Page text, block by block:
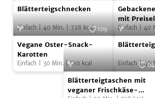
mit
Kirschen
und
Thymian
vegan
Blätterteigschnecken
Foto:
Blätterteigschnecken
Einfach 40 Min. 728 kcal
mit
Walnuss-
Sticks
mit
Sticks
Einfach 40
Vegane
Oster-
Snack-
SevenCooks
109
Vegane Oster-Snack-
Karotten
Einfach 30 Min. |610 kcal Einfach |40
Blätterteigtaschen
mit
Foto:
Blätterteigtaschen mit
veganer Frischkäse-